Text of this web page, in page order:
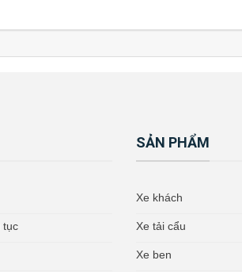
tục
SẢN PHẨM
Xe khách
Xe tải cẩu
Xe ben